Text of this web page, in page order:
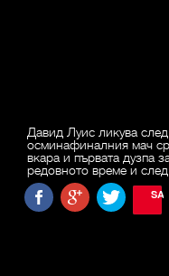
Давид Луис ликува
осминафиналния мач
вкара и първата дузпа
редовното време и